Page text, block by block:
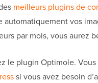
meilleurs plugins de
automatiquement vos
par mois, vous aurez
le plugin Optimole.
si vous avez besoin